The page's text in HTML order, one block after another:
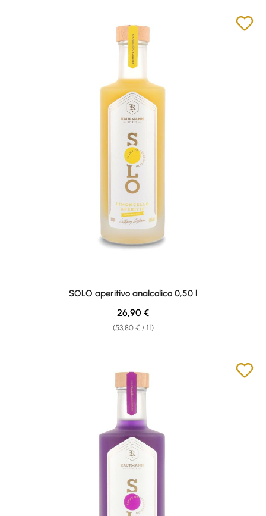
SOLO aperitivo analcolico 0,50 l
(53,80 € / 1 l)
Regular price:
26,90 €